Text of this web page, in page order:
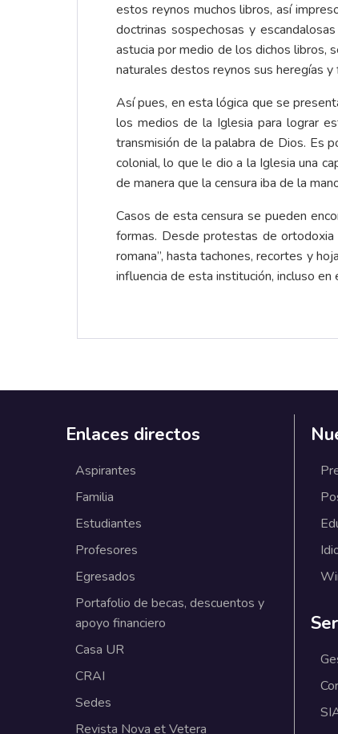
estos reynos muchos libros, así
doctrinas sospechosas y
astucia por medio de los dichos libros,
naturales destos reynos sus heregías y
Así pues, en esta lógica que se
los medios de la Iglesia para lograr
transmisión de la palabra de Dios. Es
colonial, lo que le dio a la Iglesia una
de manera que la censura iba de la
Casos de esta censura se pueden
formas. Desde protestas de
romana”, hasta tachones, recortes y
influencia de esta institución, incluso en
Enlaces directos
Aspirantes
Familia
Estudiantes
Profesores
Egresados
Portafolio de becas, descuentos y
apoyo financiero
Casa UR
CRAI
Sedes
Revista Nova et Vetera